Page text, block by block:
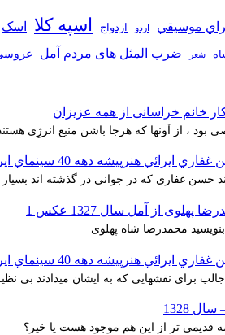
موسيقي اردو ازدواج اسپه کلا اسک
شعر ضرب المثل های مردم آمل
خانم خراسانی از همه عزیزان
، از آونها که هرجا باشن منبع انرژِی
ايرائي هنرپيشه دهه 40 سينماي ايران
حسن غفاری که در جوانی در گذشته اند
پهلوی از آمل سال 1327 عکس 1
محمدرضا شاه پهلوی
ايرائي هنرپيشه دهه 40 سينماي ايران
برای نقشهایی که به ایشان میدادند بی
1328
قدیمی تر از این هم موجود هست یا خیر؟